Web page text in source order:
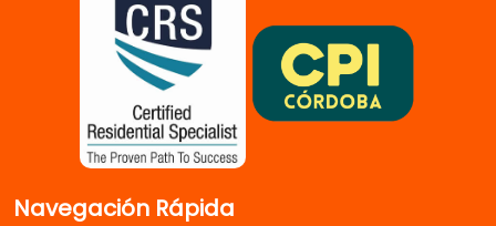
Navegación Rápida